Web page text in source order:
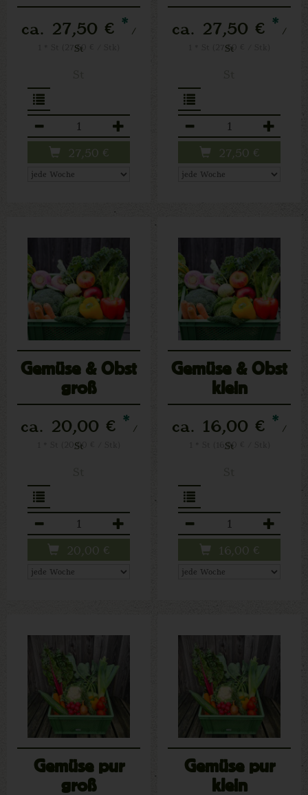
ca. 27,50 € * /
St
1 * St (27,50 € / Stk)
27,50 €
ca. 27,50 € * /
St
1 * St (27,50 € / Stk)
27,50 €
Gemüse & Obst
groß
ca. 20,00 € * /
St
1 * St (20,00 € / Stk)
20,00 €
Gemüse & Obst
klein
ca. 16,00 € * /
St
1 * St (16,00 € / Stk)
16,00 €
Gemüse pur
groß
Gemüse pur
klein